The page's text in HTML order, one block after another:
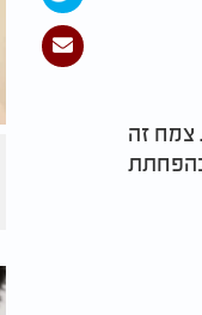
צמח זה
בהפחתת